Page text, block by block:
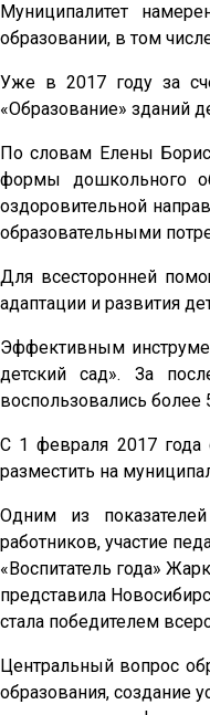
Муниципалитет
образовании, в том
Уже в 2017 году за
«Образование» зданий
По словам Елены
формы дошкольного
оздоровительной
образовательными
Для всесторонней
адаптации и развития
Эффективным
детский сад». За
воспользовались более
С 1 февраля 2017 года
разместить на
Одним из показателей
работников, участие
«Воспитатель года»
представила
стала победителем
Центральный вопрос
образования, создание